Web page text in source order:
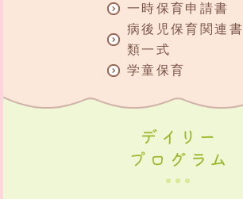
一時保育申請書
病後児保育関連書
類一式
学童保育